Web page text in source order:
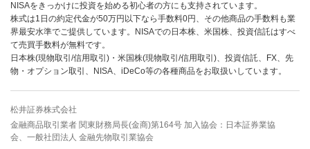
NISAをきっかけに投資を始める初心者の方にも支持されています。
株式は1日の約定代金が50万円以下なら手数料0円、その他商品の手数料も業
界最安水準でご提供しています。NISAでの日本株、米国株、投資信託はすべ
て売買手数料が無料です。
日本株(現物取引/信用取引)・米国株(現物取引/信用取引)、投資信託、FX、先
物・オプション取引、NISA、iDeCo等の各種商品をお取扱いしています。
松井証券株式会社
金融商品取引業者 関東財務局長(金商)第164号 加入協会：日本証券業協
会、一般社団法人 金融先物取引業協会